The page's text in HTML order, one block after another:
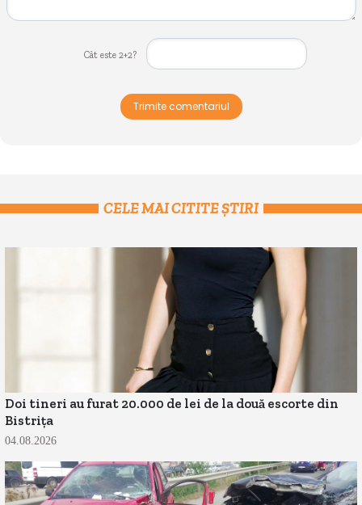
Cât este 2+2?
Trimite comentariul
CELE MAI CITITE ȘTIRI
Doi tineri au furat 20.000 de lei de la două escorte din
Bistrița
04.08.2026